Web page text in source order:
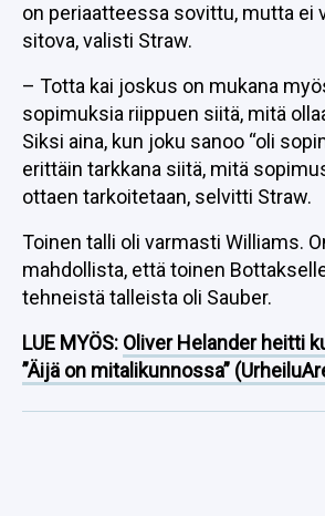
on periaatteessa sovittu, mutta ei
sitova, valisti Straw.
– Totta kai joskus on mukana
sopimuksia riippuen siitä, mitä
Siksi aina, kun joku sanoo “oli
erittäin tarkkana siitä, mitä
ottaen tarkoitetaan, selvitti Straw.
Toinen talli oli varmasti Williams.
mahdollista, että toinen
tehneistä talleista oli Sauber.
LUE MYÖS: Oliver Helander heitti
”Äijä on mitalikunnossa”